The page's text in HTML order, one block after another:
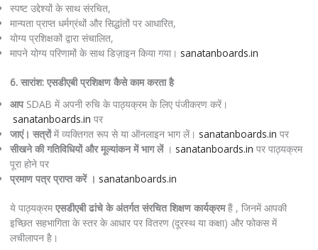
स्पष्ट उद्देश्यों के साथ संरचित,
मान्यता प्राप्त धर्मग्रंथों और सिद्धांतों पर आधारित,
योग्य प्रशिक्षकों द्वारा संचालित,
मापने योग्य परिणामों के साथ डिज़ाइन किया गया। sanatanboards.in
6. सारांश: एसडीएबी प्रशिक्षण कैसे काम करता है
आपSDAB में अपनी रुचि के पाठ्यक्रम के लिए पंजीकरण करें।
sanatanboards.in पर
जाएं। सत्रोंमें व्यक्तिगत रूप से या ऑनलाइन भाग लें। sanatanboards.in पर
सीखने की गतिविधियों और मूल्यांकन में भाग लें। sanatanboards.in पर पाठ्यक्रम
पूरा होने पर
प्रमाण पत्र प्राप्त करें । sanatanboards.in
ये पाठ्यक्रमएसडीएबी ढांचे के अंतर्गत संरचित शिक्षण कार्यक्रमहैं , जिनमें आपकी
इच्छित सहभागिता के स्तर के आधार पर वितरण (दूरस्थ या कक्षा) और फोकस में
लचीलापन है।